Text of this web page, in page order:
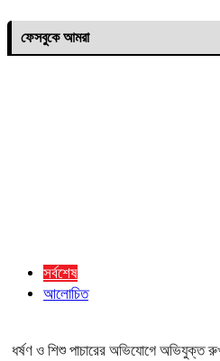
ফেসবুকে আমরা
সর্বশেষ
আলোচিত
ধর্ষণ ও শিশু পাচারের অভিযোগে অভিযুক্ত